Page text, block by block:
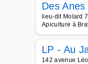
Des
lieu-dit Molard
Apiculture à
LP - Au
142 avenue